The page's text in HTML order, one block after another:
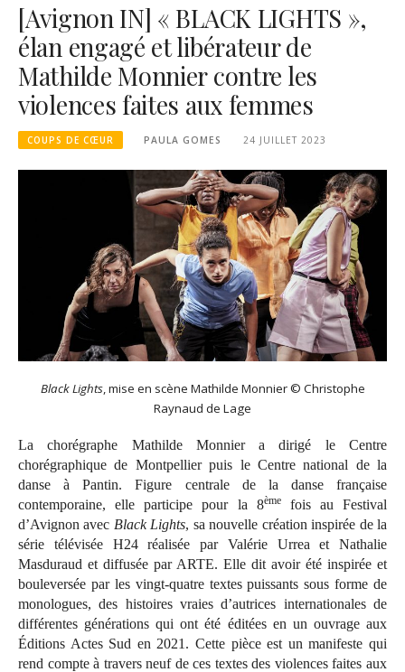
[Avignon IN] « BLACK LIGHTS »,
élan engagé et libérateur de
Mathilde Monnier contre les
violences faites aux femmes
COUPS DE CŒUR PAULA GOMES 24 JUILLET 2023
Black Lights, mise en scène Mathilde Monnier © Christophe
Raynaud de Lage
La chorégraphe Mathilde Monnier a dirigé le Centre
chorégraphique de Montpellier puis le Centre national de la
danse à Pantin. Figure centrale de la danse française
contemporaine, elle participe pour la 8èmefois au Festival
d’Avignon avec Black Lights, sa nouvelle création inspirée de la
série télévisée H24 réalisée par Valérie Urrea et Nathalie
Masduraud et diffusée par ARTE. Elle dit avoir été inspirée et
bouleversée par les vingt-quatre textes puissants sous forme de
monologues, des histoires vraies d’autrices internationales de
différentes générations qui ont été éditées en un ouvrage aux
Éditions Actes Sud en 2021. Cette pièce est un manifeste qui
rend compte à travers neuf de ces textes des violences faites aux